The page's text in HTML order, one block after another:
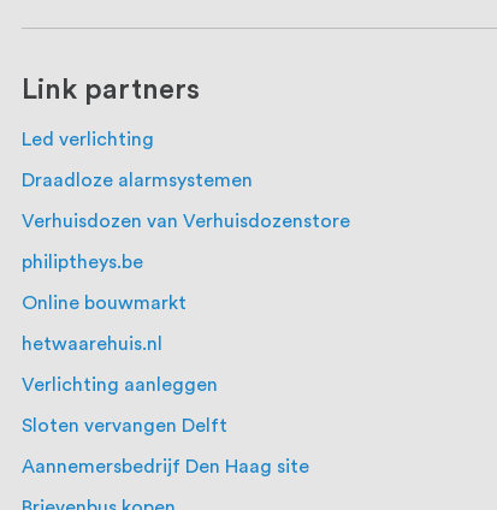
Link partners
Led verlichting
Draadloze alarmsystemen
Verhuisdozen van Verhuisdozenstore
philiptheys.be
Online bouwmarkt
hetwaarehuis.nl
Verlichting aanleggen
Sloten vervangen Delft
Aannemersbedrijf Den Haag site